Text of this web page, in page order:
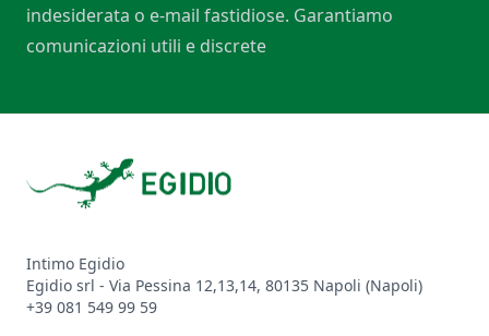
indesiderata o e-mail fastidiose. Garantiamo
comunicazioni utili e discrete
Intimo Egidio
Egidio srl - Via Pessina 12,13,14, 80135 Napoli (Napoli)
+39 081 549 99 59